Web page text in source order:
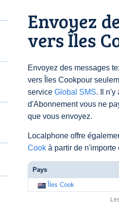
Envoyez
vers Îles
Envoyez des messages
vers Îles Cookpour
service Global SMS. Il n'y
d'Abonnement vous ne
que vous envoyez.
Localphone offre
Cook à partir de
Pays
Îles Cook